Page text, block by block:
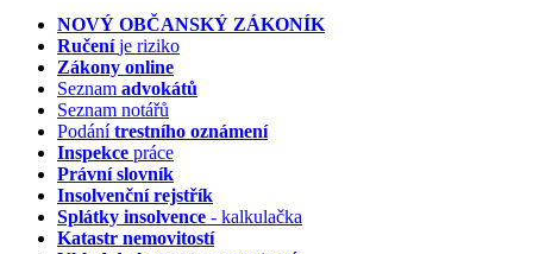
NOVÝ OBČANSKÝ ZÁKONÍK
Ručeníje riziko
Zákony online
Seznam advokátů
Seznam notářů
Podánítrestního oznámení
Inspekce práce
Právní slovník
Insolvenčnírejstřík
Splátky insolvence - kalkulačka
Katastr nemovitostí